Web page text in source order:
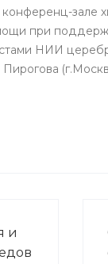
конференц-зале
при
НИИ
и